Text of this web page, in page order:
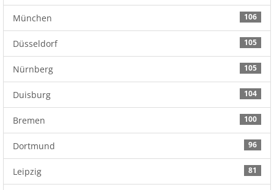
106
München
105
Düsseldorf
105
Nürnberg
104
Duisburg
100
Bremen
96
Dortmund
81
Leipzig